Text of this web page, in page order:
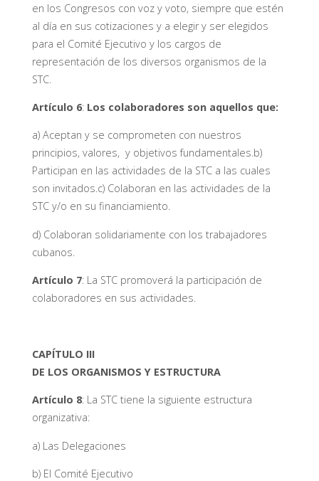
en los Congresos con voz y voto, siempre que estén
al día en sus cotizaciones y a elegir y ser elegidos
para el Comité Ejecutivo y los cargos de
representación de los diversos organismos de la
STC.
Artículo 6: Los colaboradores son aquellos que:
a) Aceptan y se comprometen con nuestros
principios, valores, y objetivos fundamentales.b)
Participan en las actividades de la STC a las cuales
son invitados.c) Colaboran en las actividades de la
STC y/o en su financiamiento.
d) Colaboran solidariamente con los trabajadores
cubanos.
Artículo 7: La STC promoverá la participación de
colaboradores en sus actividades.
CAPÍTULO III
DE LOS ORGANISMOS Y ESTRUCTURA
Artículo 8: La STC tiene la siguiente estructura
organizativa:
a) Las Delegaciones
b) El Comité Ejecutivo